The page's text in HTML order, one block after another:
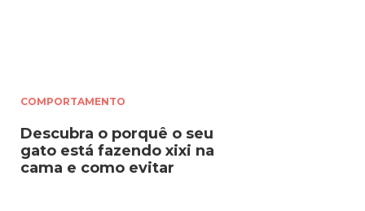
COMPORTAMENTO
Descubra o porquê o seu
gato está fazendo xixi na
cama e como evitar